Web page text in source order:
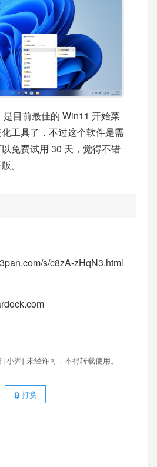
目前最佳的 Win11 开始菜
工具了，不过这个软件是需
免费试用 30 天，觉得不错
。
s/c8zA-zHqN3.html
[小羿] 未经许可，不得转载使用。
打赏